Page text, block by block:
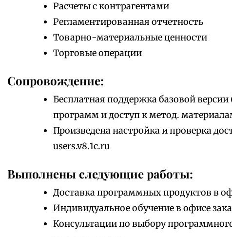
Расчеты с контрагентами
Регламентированная отчетность
Товарно-материальные ценности
Торговые операции
Сопровождение:
Бесплатная поддержка базовой
программ и доступ к метод.
Произведена настройка и проверка
users.v8.1c.ru
Выполнены следующие работы:
Доставка программных продуктов в
Индивидуальное обучение в офисе
Консультации по выбору